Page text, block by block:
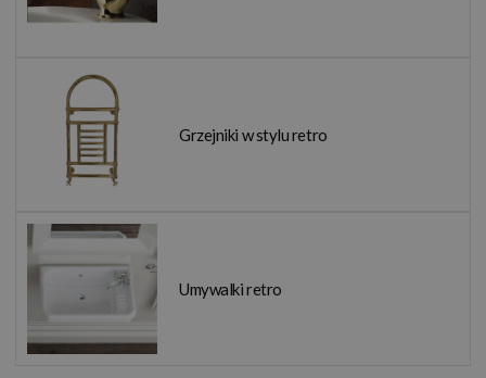
Grzejniki w stylu retro
Umywalki retro